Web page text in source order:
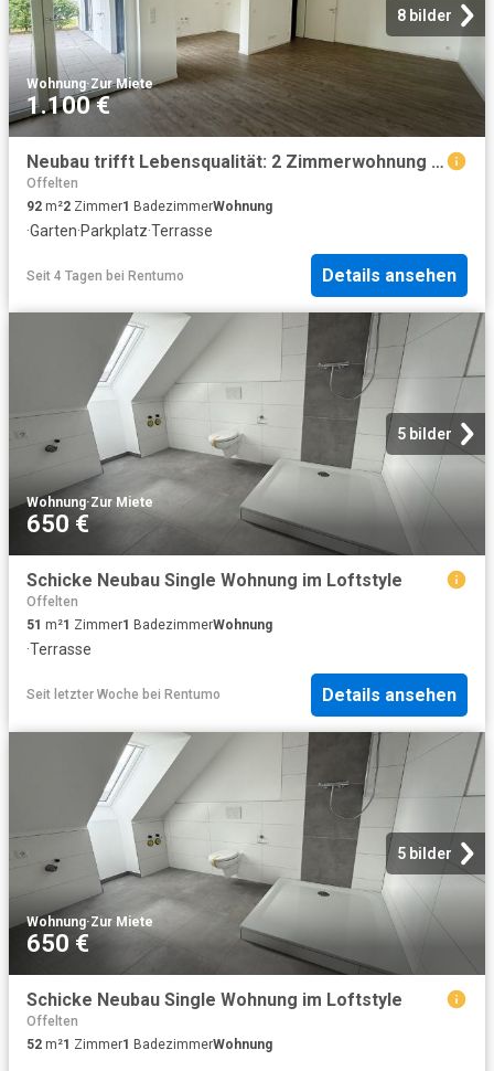
8 bilder
Wohnung·Zur Miete
1.100 €
Neubau trifft Lebensqualität: 2 Zimmerwohnung mit Garten
Offelten
92 m²2 Zimmer1 BadezimmerWohnung
·Garten·Parkplatz·Terrasse
Seit 4 Tagen bei Rentumo Details ansehen
5 bilder
Wohnung·Zur Miete
650 €
Schicke Neubau Single Wohnung im Loftstyle
Offelten
51 m²1 Zimmer1 BadezimmerWohnung
·Terrasse
Seit letzter Woche bei Rentumo Details ansehen
5 bilder
Wohnung·Zur Miete
650 €
Schicke Neubau Single Wohnung im Loftstyle
Offelten
52 m²1 Zimmer1 BadezimmerWohnung